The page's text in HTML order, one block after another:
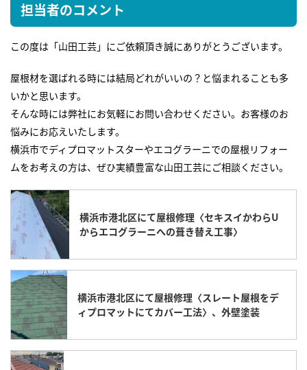
担当者のコメント
この度は「山田工芸」にご依頼頂き誠にありがとうございます。
屋根材を選ばれる時には結局どれがいいの？と悩まれることも多
いかと思います。
そんな時には弊社にお気軽にお問い合わせください。お客様のお
悩みにお応えいたします。
横浜市でディプロマットスターやエコグラーニでの屋根リフォー
ムをお考えの方は、ぜひ実績豊富な山田工芸にご相談ください。
横浜市港北区にて屋根修理〈セキスイかわらU
からエコグラーニへの葺き替え工事〉
横浜市港北区にて屋根修理〈スレート屋根をデ
ィプロマットにてカバー工法〉、外壁塗装